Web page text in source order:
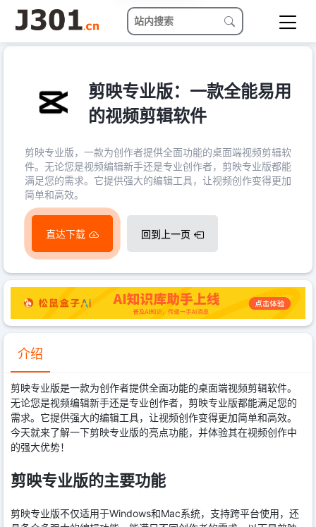
剪映专业版：一款全能易用
的视频剪辑软件
剪映专业版，一款为创作者提供全面功能的桌面端视频剪辑软
件。无论您是视频编辑新手还是专业创作者，剪映专业版都能
满足您的需求。它提供强大的编辑工具，让视频创作变得更加
简单和高效。
直达下载 回到上一页
介绍
剪映专业版是一款为创作者提供全面功能的桌面端视频剪辑软件。
无论您是视频编辑新手还是专业创作者，剪映专业版都能满足您的
需求。它提供强大的编辑工具，让视频创作变得更加简单和高效。
今天就来了解一下剪映专业版的亮点功能，并体验其在视频创作中
的强大优势！
剪映专业版的主要功能
剪映专业版不仅适用于Windows和Mac系统，支持跨平台使用，还